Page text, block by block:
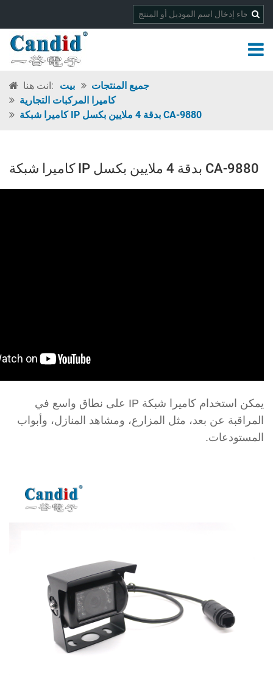
انت هنا: بيت
جميع المنتجات
كاميرا المركبات التجارية
كاميرا شبكة IP بدقة 4 ملايين بكسل CA-9880
كاميرا شبكة IP بدقة 4 ملايين بكسل CA-9880
يمكن استخدام كاميرا شبكة IP على نطاق واسع في
المراقبة عن بعد، مثل المزارع، ومشاهد المنازل، وأبواب
المستودعات.